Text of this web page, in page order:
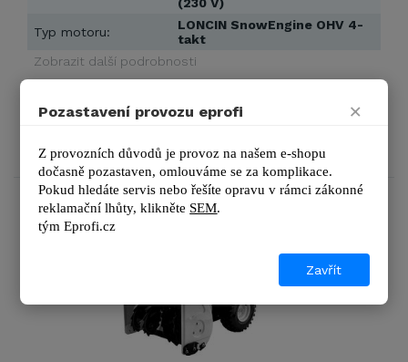
Typ motoru:
LONCIN SnowEngine OHV 4-
takt
Zobrazit další podrobnosti
23 990 Kč s DPH
Pozastavení provozu eprofi ×
Z provozních důvodů je provoz na našem e-shopu
dočasně pozastaven, omlouváme se za komplikace.
Pokud hledáte servis nebo řešíte opravu v rámci zákonné
reklamační lhůty, klikněte SEM.
tým Eprofi.cz
Zavřít